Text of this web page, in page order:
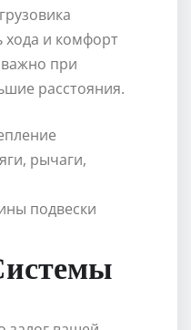
хода и комфорт
при
расстояния.
рычаги,
подвески